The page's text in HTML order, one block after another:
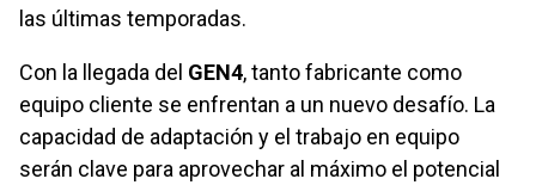
las últimas temporadas.
Con la llegada del GEN4, tanto fabricante como
equipo cliente se enfrentan a un nuevo desafío. La
capacidad de adaptación y el trabajo en equipo
serán clave para aprovechar al máximo el potencial